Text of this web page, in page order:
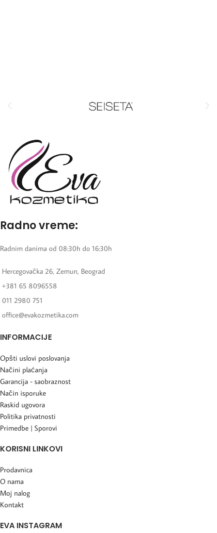
Radno vreme:
Radnim danima od 08:30h do 16:30h
Hercegovačka 26, Zemun, Beograd
+381 65 8096558
011 2980 751
office@evakozmetika.com
INFORMACIJE
Opšti uslovi poslovanja
Načini plaćanja
Garancija - saobraznost
Način isporuke
Raskid ugovora
Politika privatnosti
Primedbe | Sporovi
KORISNI LINKOVI
Prodavnica
O nama
Moj nalog
Kontakt
EVA INSTAGRAM